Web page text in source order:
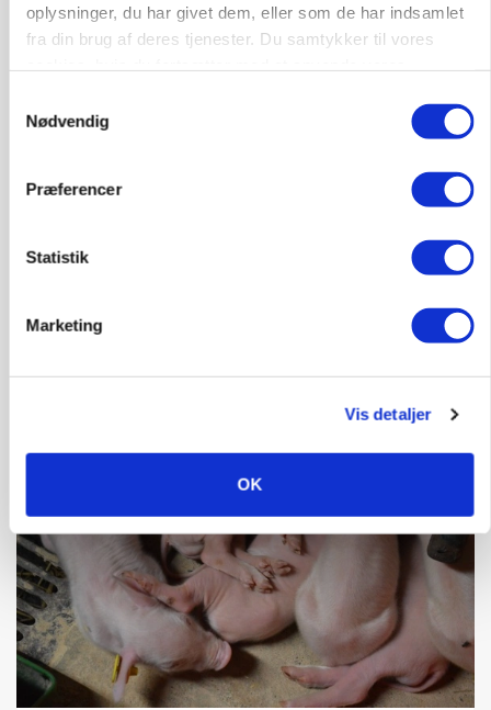
oplysninger, du har givet dem, eller som de har indsamlet
fra din brug af deres tjenester. Du samtykker til vores
Nødvendig
Præferencer
Statistik
Marketing
Vis detaljer
OK
Annonce
Loading...